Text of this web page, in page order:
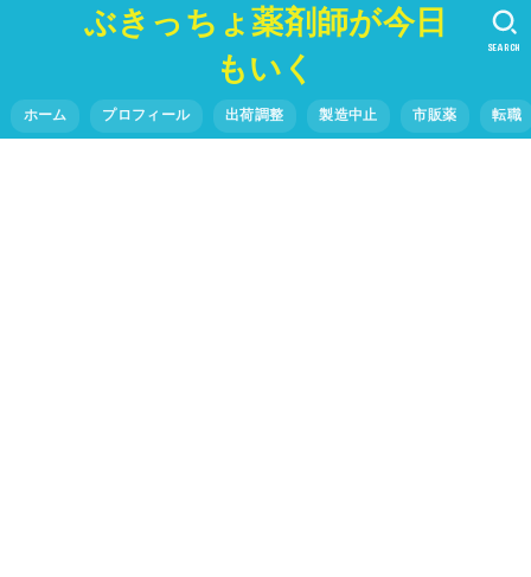
ぶきっちょ薬剤師が今日
もいく
ホーム プロフィール 出荷調整 製造中止 市販薬 転職
SEARCH